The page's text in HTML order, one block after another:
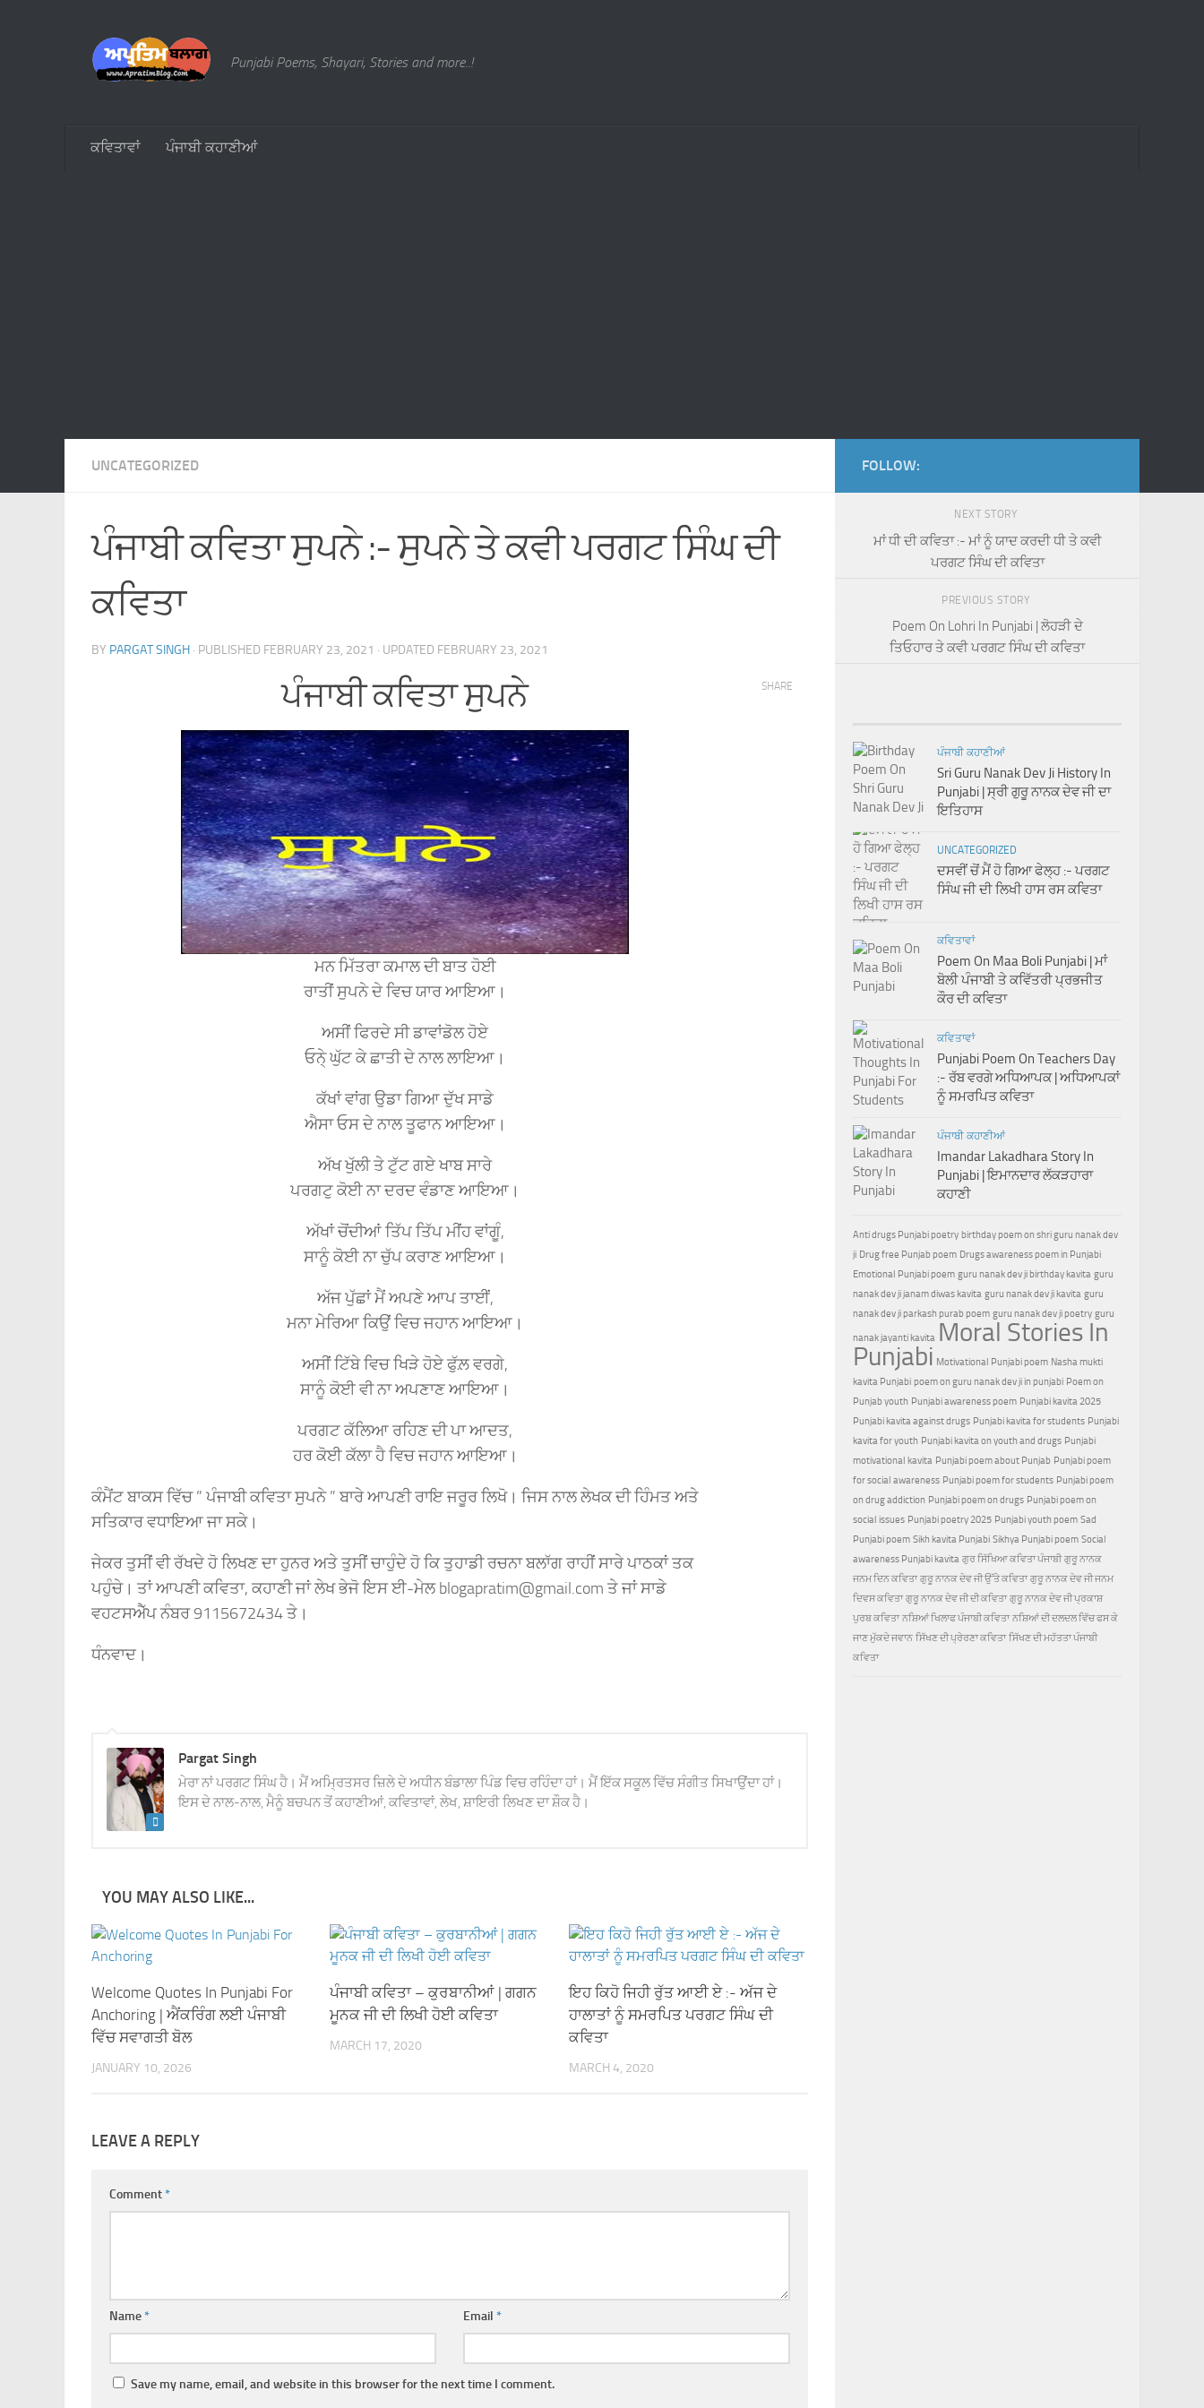
Punjabi Poems, Shayari, Stories and more..!
ਕਵਿਤਾਵਾਂ ਪੰਜਾਬੀ ਕਹਾਣੀਆਂ
UNCATEGORIZED
ਪੰਜਾਬੀ ਕਵਿਤਾ ਸੁਪਨੇ :- ਸੁਪਨੇ ਤੇ ਕਵੀ ਪਰਗਟ ਸਿੰਘ ਦੀ
ਕਵਿਤਾ
BY PARGAT SINGH · PUBLISHED FEBRUARY 23, 2021 · UPDATED FEBRUARY 23, 2021
ਪੰਜਾਬੀ ਕਵਿਤਾ ਸੁਪਨੇ
ਮਨ ਮਿੱਤਰਾ ਕਮਾਲ ਦੀ ਬਾਤ ਹੋਈ
ਰਾਤੀਂ ਸੁਪਨੇ ਦੇ ਵਿਚ ਯਾਰ ਆਇਆ।
ਅਸੀਂ ਫਿਰਦੇ ਸੀ ਡਾਵਾਂਡੋਲ ਹੋਏ
ਓਨੇ੍ ਘੁੱਟ ਕੇ ਛਾਤੀ ਦੇ ਨਾਲ ਲਾਇਆ।
ਕੱਖਾਂ ਵਾਂਗ ਉਡਾ ਗਿਆ ਦੁੱਖ ਸਾਡੇ
ਐਸਾ ਓਸ ਦੇ ਨਾਲ ਤੂਫਾਨ ਆਇਆ।
ਅੱਖ ਖੁੱਲੀ ਤੇ ਟੁੱਟ ਗਏ ਖਾਬ ਸਾਰੇ
ਪਰਗਟੁ ਕੋਈ ਨਾ ਦਰਦ ਵੰਡਾਣ ਆਇਆ।
ਅੱਖਾਂ ਚੋਂਦੀਆਂ ਤਿੱਪ ਤਿੱਪ ਮੀਂਹ ਵਾਂਗੂੰ,
ਸਾਨੂੰ ਕੋਈ ਨਾ ਚੁੱਪ ਕਰਾਣ ਆਇਆ।
ਅੱਜ ਪੁੱਛਾਂ ਮੈਂ ਅਪਣੇ ਆਪ ਤਾਈਂ,
ਮਨਾ ਮੇਰਿਆ ਕਿਉਂ ਵਿਚ ਜਹਾਨ ਆਇਆ।
ਅਸੀਂ ਟਿੱਬੇ ਵਿਚ ਖਿੜੇ ਹੋਏ ਫੁੱਲ਼ ਵਰਗੇ,
ਸਾਨੂੰ ਕੋਈ ਵੀ ਨਾ ਅਪਣਾਣ ਆਇਆ।
ਪਰਗਟ ਕੱਲਿਆ ਰਹਿਣ ਦੀ ਪਾ ਆਦਤ,
ਹਰ ਕੋਈ ਕੱਲਾ ਹੈ ਵਿਚ ਜਹਾਨ ਆਇਆ।
ਕੰਮੈਂਟ ਬਾਕਸ ਵਿੱਚ ” ਪੰਜਾਬੀ ਕਵਿਤਾ ਸੁਪਨੇ ” ਬਾਰੇ ਆਪਣੀ ਰਾਇ ਜਰੂਰ ਲਿਖੋ। ਜਿਸ ਨਾਲ ਲੇਖਕ ਦੀ ਹਿੰਮਤ ਅਤੇ
ਸਤਿਕਾਰ ਵਧਾਇਆ ਜਾ ਸਕੇ।
ਜੇਕਰ ਤੁਸੀਂ ਵੀ ਰੱਖਦੇ ਹੋ ਲਿਖਣ ਦਾ ਹੁਨਰ ਅਤੇ ਤੁਸੀਂ ਚਾਹੁੰਦੇ ਹੋ ਕਿ ਤੁਹਾਡੀ ਰਚਨਾ ਬਲਾੱਗ ਰਾਹੀਂ ਸਾਰੇ ਪਾਠਕਾਂ ਤਕ
ਪਹੁੰਚੇ। ਤਾਂ ਆਪਣੀ ਕਵਿਤਾ, ਕਹਾਣੀ ਜਾਂ ਲੇਖ ਭੇਜੋ ਇਸ ਈ-ਮੇਲ blogapratim@gmail.com ਤੇ ਜਾਂ ਸਾਡੇ
ਵਹਟਸਐੱਪ ਨੰਬਰ 9115672434 ਤੇ।
ਧੰਨਵਾਦ।
SHARE
Pargat Singh
ਮੇਰਾ ਨਾਂ ਪਰਗਟ ਸਿੰਘ ਹੈ। ਮੈਂ ਅਮ੍ਰਿਤਸਰ ਜ਼ਿਲੇ ਦੇ ਅਧੀਨ ਬੰਡਾਲਾ ਪਿੰਡ ਵਿਚ ਰਹਿੰਦਾ ਹਾਂ। ਮੈਂ ਇੱਕ ਸਕੂਲ ਵਿੱਚ ਸੰਗੀਤ ਸਿਖਾਉਂਦਾ ਹਾਂ।
ਇਸ ਦੇ ਨਾਲ-ਨਾਲ, ਮੈਨੂੰ ਬਚਪਨ ਤੋਂ ਕਹਾਣੀਆਂ, ਕਵਿਤਾਵਾਂ, ਲੇਖ, ਸ਼ਾਇਰੀ ਲਿਖਣ ਦਾ ਸ਼ੌਕ ਹੈ।
YOU MAY ALSO LIKE...
Welcome Quotes In Punjabi For
Anchoring | ਐਂਕਰਿੰਗ ਲਈ ਪੰਜਾਬੀ
ਵਿੱਚ ਸਵਾਗਤੀ ਬੋਲ
JANUARY 10, 2026
ਪੰਜਾਬੀ ਕਵਿਤਾ – ਕੁਰਬਾਨੀਆਂ | ਗਗਨ
ਮੂਨਕ ਜੀ ਦੀ ਲਿਖੀ ਹੋਈ ਕਵਿਤਾ
MARCH 17, 2020
ਇਹ ਕਿਹੋ ਜਿਹੀ ਰੁੱਤ ਆਈ ਏ :- ਅੱਜ ਦੇ
ਹਾਲਾਤਾਂ ਨੂੰ ਸਮਰਪਿਤ ਪਰਗਟ ਸਿੰਘ ਦੀ
ਕਵਿਤਾ
MARCH 4, 2020
LEAVE A REPLY
Comment*
Name* Email*
Save my name, email, and website in this browser for the next time I comment.
FOLLOW:
NEXT STORY
ਮਾਂ ਧੀ ਦੀ ਕਵਿਤਾ :- ਮਾਂ ਨੂੰ ਯਾਦ ਕਰਦੀ ਧੀ ਤੇ ਕਵੀ
ਪਰਗਟ ਸਿੰਘ ਦੀ ਕਵਿਤਾ
PREVIOUS STORY
Poem On Lohri In Punjabi | ਲੋਹੜੀ ਦੇ
ਤਿਓਹਾਰ ਤੇ ਕਵੀ ਪਰਗਟ ਸਿੰਘ ਦੀ ਕਵਿਤਾ
ਪੰਜਾਬੀ ਕਹਾਣੀਆਂ
Sri Guru Nanak Dev Ji History In
Punjabi | ਸ੍ਰੀ ਗੁਰੂ ਨਾਨਕ ਦੇਵ ਜੀ ਦਾ
ਇਤਿਹਾਸ
UNCATEGORIZED
ਦਸਵੀਂ ਚੋਂ ਮੈਂ ਹੋ ਗਿਆ ਫੇਲ੍ਹ :- ਪਰਗਟ
ਸਿੰਘ ਜੀ ਦੀ ਲਿਖੀ ਹਾਸ ਰਸ ਕਵਿਤਾ
ਕਵਿਤਾਵਾਂ
Poem On Maa Boli Punjabi | ਮਾਂ
ਬੋਲੀ ਪੰਜਾਬੀ ਤੇ ਕਵਿੱਤਰੀ ਪ੍ਰਭਜੀਤ
ਕੌਰ ਦੀ ਕਵਿਤਾ
ਕਵਿਤਾਵਾਂ
Punjabi Poem On Teachers Day
:- ਰੱਬ ਵਰਗੇ ਅਧਿਆਪਕ | ਅਧਿਆਪਕਾਂ
ਨੂੰ ਸਮਰਪਿਤ ਕਵਿਤਾ
ਪੰਜਾਬੀ ਕਹਾਣੀਆਂ
Imandar Lakadhara Story In
Punjabi | ਇਮਾਨਦਾਰ ਲੱਕੜਹਾਰਾ
ਕਹਾਣੀ
Anti drugs Punjabi poetry birthday poem on shri guru nanak dev
ji Drug free Punjab poem Drugs awareness poem in Punjabi
Emotional Punjabi poem guru nanak dev ji birthday kavita guru
nanak dev ji janam diwas kavita guru nanak dev ji kavita guru
nanak dev ji parkash purab poem guru nanak dev ji poetry guru
nanak jayanti kavita Moral Stories In
Punjabi Motivational Punjabi poem Nasha mukti
kavita Punjabi poem on guru nanak dev ji in punjabi Poem on
Punjab youth Punjabi awareness poem Punjabi kavita 2025
Punjabi kavita against drugs Punjabi kavita for students Punjabi
kavita for youth Punjabi kavita on youth and drugs Punjabi
motivational kavita Punjabi poem about Punjab Punjabi poem
for social awareness Punjabi poem for students Punjabi poem
on drug addiction Punjabi poem on drugs Punjabi poem on
social issues Punjabi poetry 2025 Punjabi youth poem Sad
Punjabi poem Sikh kavita Punjabi Sikhya Punjabi poem Social
awareness Punjabi kavita ਗੁਰ ਸਿੱਖਿਆ ਕਵਿਤਾ ਪੰਜਾਬੀ ਗੁਰੂ ਨਾਨਕ
ਜਨਮ ਦਿਨ ਕਵਿਤਾ ਗੁਰੂ ਨਾਨਕ ਦੇਵ ਜੀ ਉੱਤੇ ਕਵਿਤਾ ਗੁਰੂ ਨਾਨਕ ਦੇਵ ਜੀ ਜਨਮ
ਦਿਵਸ ਕਵਿਤਾ ਗੁਰੂ ਨਾਨਕ ਦੇਵ ਜੀ ਦੀ ਕਵਿਤਾ ਗੁਰੂ ਨਾਨਕ ਦੇਵ ਜੀ ਪ੍ਰਕਾਸ਼
ਪੁਰਬ ਕਵਿਤਾ ਨਸ਼ਿਆਂ ਖਿਲਾਫ ਪੰਜਾਬੀ ਕਵਿਤਾ ਨਸ਼ਿਆਂ ਦੀ ਦਲਦਲ ਵਿੱਚ ਫਸ ਕੇ
ਜਾਣ ਮੁੱਕਦੇ ਜਵਾਨ ਸਿੱਖਣ ਦੀ ਪ੍ਰੇਰਣਾ ਕਵਿਤਾ ਸਿੱਖਣ ਦੀ ਮਹੱਤਤਾ ਪੰਜਾਬੀ
ਕਵਿਤਾ